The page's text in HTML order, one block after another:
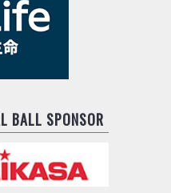
BALL SPONSOR